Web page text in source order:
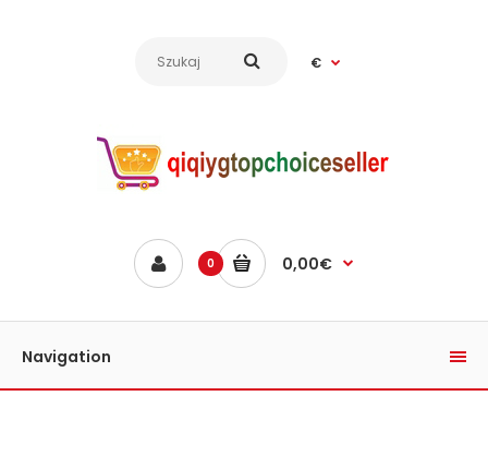
€
0 0,00€
Navigation